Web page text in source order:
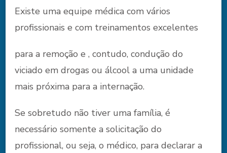
Existe uma equipe médica com vários
profissionais e com treinamentos excelentes
para a remoção e , contudo, condução do
viciado em drogas ou álcool a uma unidade
mais próxima para a internação.
Se sobretudo não tiver uma família, é
necessário somente a solicitação do
profissional, ou seja, o médico, para declarar a